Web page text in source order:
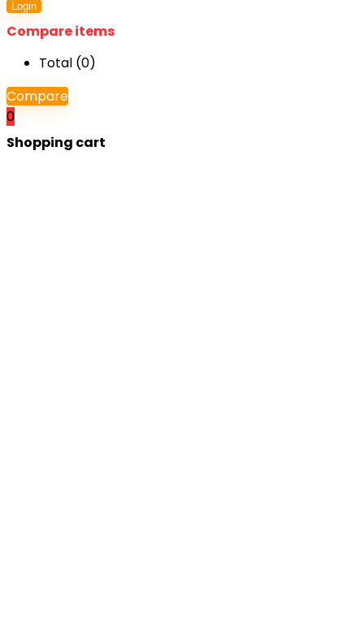
Login
Compare items
Total (0)
Compare
0
Shopping cart